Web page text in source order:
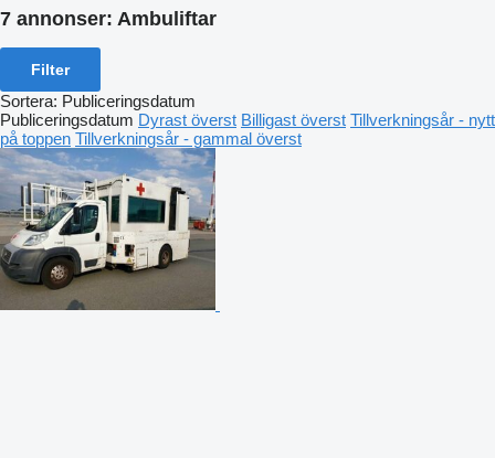
7 annonser: Ambuliftar
Filter
Sortera: Publiceringsdatum
Publiceringsdatum Dyrast överst Billigast överst Tillverkningsår - nytt
på toppen Tillverkningsår - gammal överst